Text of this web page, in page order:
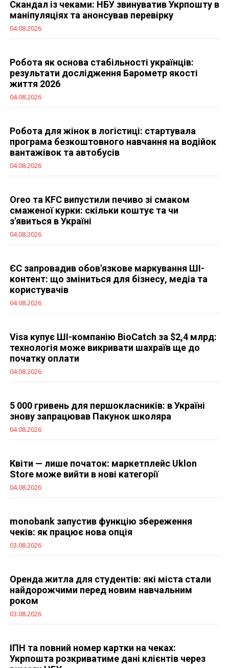
Скандал із чеками: НБУ звинуватив Укрпошту в
маніпуляціях та анонсував перевірку
04.08.2026
Робота як основа стабільності українців:
результати дослідження Барометр якості
життя 2026
04.08.2026
Робота для жінок в логістиці: стартувала
програма безкоштовного навчання на водійок
вантажівок та автобусів
04.08.2026
Oreo та KFC випустили печиво зі смаком
смаженої курки: скільки коштує та чи
з'явиться в Україні
04.08.2026
ЄС запровадив обов'язкове маркування ШІ-
контент: що зміниться для бізнесу, медіа та
користувачів
04.08.2026
Visa купує ШІ-компанію BioCatch за $2,4 млрд:
технологія може викривати шахраїв ще до
початку оплати
04.08.2026
5 000 гривень для першокласників: в Україні
знову запрацював Пакунок школяра
04.08.2026
Квіти — лише початок: маркетплейс Uklon
Store може вийти в нові категорії
04.08.2026
monobank запустив функцію збереження
чеків: як працює нова опція
03.08.2026
Оренда житла для студентів: які міста стали
найдорожчими перед новим навчальним
роком
03.08.2026
ІПН та повний номер картки на чеках:
Укрпошта розкриватиме дані клієнтів через